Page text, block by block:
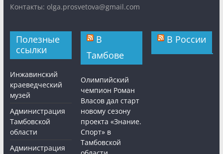
Контакты: olga.prosvetova@gmail.com
Полезные
ссылки
Инжавинский
краеведческий
музей
Администрация
Тамбовской
области
Администрация
В
Тамбове
Олимпийский
чемпион Роман
Власов дал старт
новому сезону
проекта «Знание.
Спорт» в
Тамбовской
В России